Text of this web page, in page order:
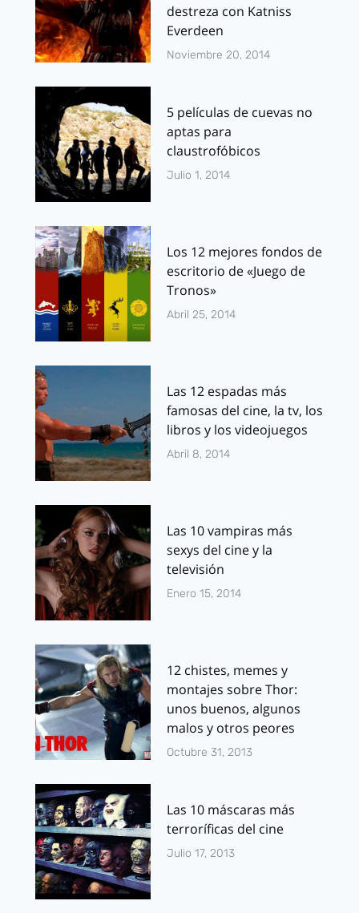
destreza con Katniss
Everdeen
Noviembre 20, 2014
5 películas de cuevas no
aptas para
claustrofóbicos
Julio 1, 2014
Los 12 mejores fondos de
escritorio de «Juego de
Tronos»
Abril 25, 2014
Las 12 espadas más
famosas del cine, la tv, los
libros y los videojuegos
Abril 8, 2014
Las 10 vampiras más
sexys del cine y la
televisión
Enero 15, 2014
12 chistes, memes y
montajes sobre Thor:
unos buenos, algunos
malos y otros peores
Octubre 31, 2013
Las 10 máscaras más
terroríficas del cine
Julio 17, 2013